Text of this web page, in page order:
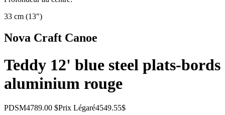
33 cm (13")
Nova Craft Canoe
Teddy 12' blue steel plats-bords
aluminium rouge
PDSM4789.00 $Prix Légaré4549.55$